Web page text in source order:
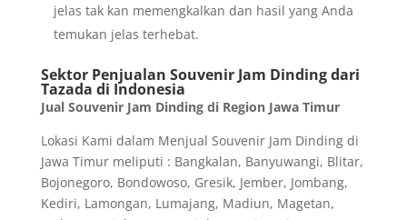
jelas tak kan memengkalkan dan hasil yang Anda
temukan jelas terhebat.
Sektor Penjualan Souvenir Jam Dinding dari
Tazada di Indonesia
Jual Souvenir Jam Dinding di Region Jawa Timur
Lokasi Kami dalam Menjual Souvenir Jam Dinding di
Jawa Timur meliputi : Bangkalan, Banyuwangi, Blitar,
Bojonegoro, Bondowoso, Gresik, Jember, Jombang,
Kediri, Lamongan, Lumajang, Madiun, Magetan,